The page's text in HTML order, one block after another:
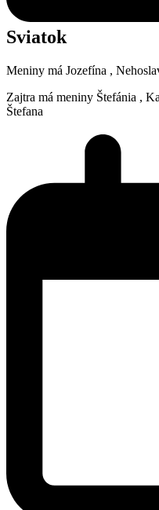
Sviatok
Meniny má Jozefína ,
Zajtra má meniny Štefánia ,
Štefana